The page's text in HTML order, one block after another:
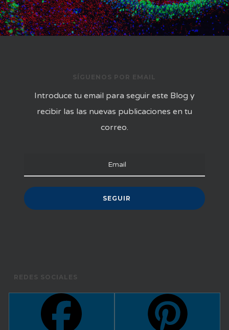
SÍGUENOS POR EMAIL
Introduce tu email para seguir este Blog y
recibir las las nuevas publicaciones en tu
correo.
REDES SOCIALES